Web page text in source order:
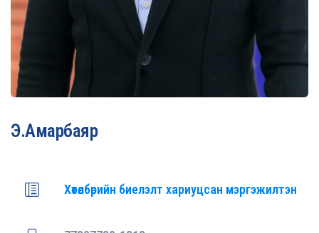
Э.Амарбаяр
Хөтөлбөрийн биелэлт хариуцсан мэргэжилтэн